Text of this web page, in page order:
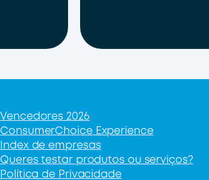
Vencedores 2026
ConsumerChoice Experience
Index de empresas
Queres testar produtos ou serviços?
Política de Privacidade